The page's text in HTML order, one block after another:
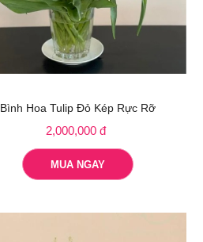
Bình Hoa Tulip Đỏ Kép Rực Rỡ
2,000,000 đ
MUA NGAY